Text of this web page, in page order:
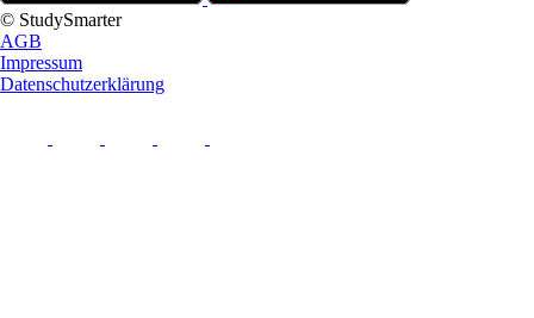
© StudySmarter
AGB
Impressum
Datenschutzerklärung